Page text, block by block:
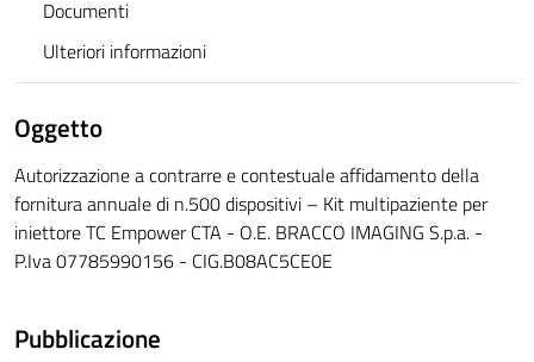
Documenti
Ulteriori informazioni
Oggetto
Autorizzazione a contrarre e contestuale affidamento della
fornitura annuale di n.500 dispositivi – Kit multipaziente per
iniettore TC Empower CTA - O.E. BRACCO IMAGING S.p.a. -
P.Iva 07785990156 - CIG.B08AC5CE0E
Pubblicazione